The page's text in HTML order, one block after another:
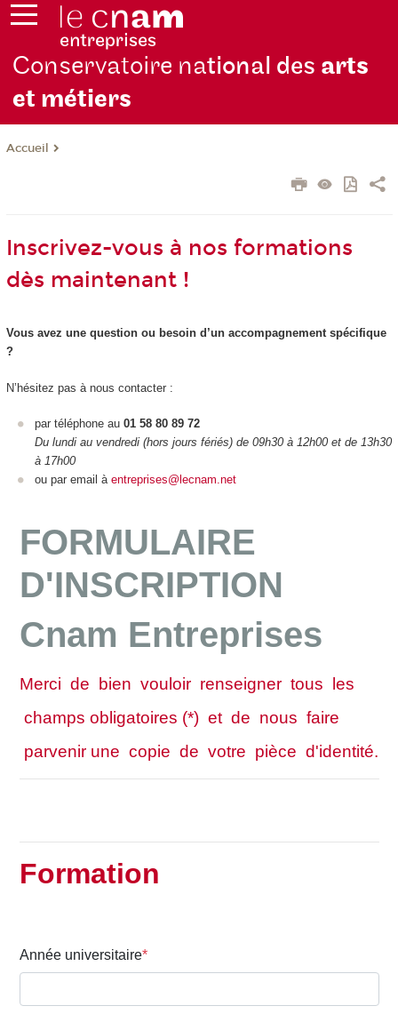
Conservatoire national des arts
et métiers
Accueil
Inscrivez-vous à nos formations
dès maintenant !
Vous avez une question ou besoin d’un accompagnement spécifique
?
N’hésitez pas à nous contacter :
par téléphone au 01 58 80 89 72
Du lundi au vendredi (hors jours fériés) de 09h30 à 12h00 et de 13h30
à 17h00
ou par email à entreprises@lecnam.net